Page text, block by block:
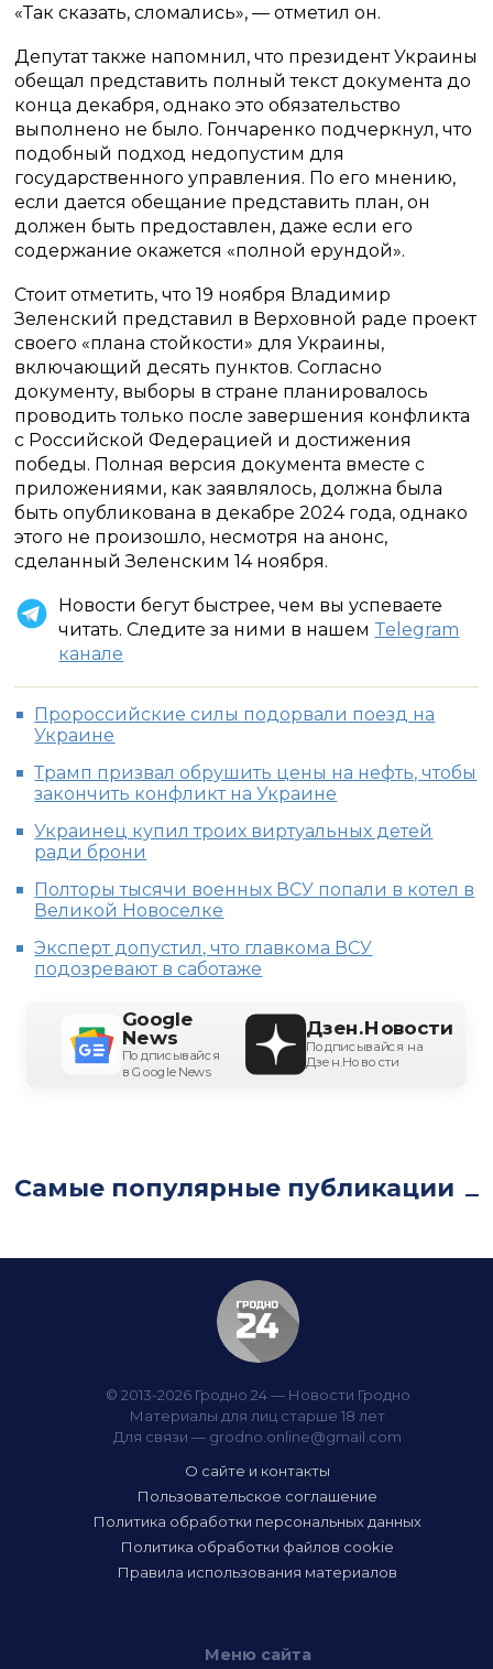
«Так сказать, сломались», — отметил он.
Депутат также напомнил, что президент Украины
обещал представить полный текст документа до
конца декабря, однако это обязательство
выполнено не было. Гончаренко подчеркнул, что
подобный подход недопустим для
государственного управления. По его мнению,
если дается обещание представить план, он
должен быть предоставлен, даже если его
содержание окажется «полной ерундой».
Стоит отметить, что 19 ноября Владимир
Зеленский представил в Верховной раде проект
своего «плана стойкости» для Украины,
включающий десять пунктов. Согласно
документу, выборы в стране планировалось
проводить только после завершения конфликта
с Российской Федерацией и достижения
победы. Полная версия документа вместе с
приложениями, как заявлялось, должна была
быть опубликована в декабре 2024 года, однако
этого не произошло, несмотря на анонс,
сделанный Зеленским 14 ноября.
Новости бегут быстрее, чем вы успеваете
читать. Следите за ними в нашем Telegram
канале
Пророссийские силы подорвали поезд на
Украине
Трамп призвал обрушить цены на нефть, чтобы
закончить конфликт на Украине
Украинец купил троих виртуальных детей
ради брони
Полторы тысячи военных ВСУ попали в котел в
Великой Новоселке
Эксперт допустил, что главкома ВСУ
подозревают в саботаже
Google
News
Подписывайся
в Google News
Дзен.Новости
Подписывайся на
Дзен.Новости
Самые популярные публикации
© 2013-2026 Гродно 24 — Новости Гродно
Материалы для лиц старше 18 лет
Для связи — grodno.online@gmail.com
О сайте и контакты
Пользовательское соглашение
Политика обработки персональных данных
Политика обработки файлов cookie
Правила использования материалов
Меню сайта